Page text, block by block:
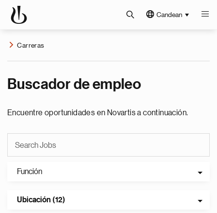
Candean
Carreras
Buscador de empleo
Encuentre oportunidades en Novartis a continuación.
Función
Ubicación (12)